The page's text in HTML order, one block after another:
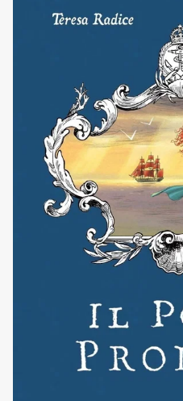
molto variegati. Dallo [']